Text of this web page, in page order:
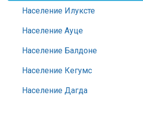
Население Илуксте
Население Ауце
Население Балдоне
Население Кегумс
Население Дагда